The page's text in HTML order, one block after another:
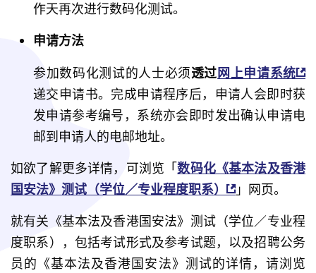
作天再次进行数码化测试。
申请方法
参加数码化测试的人士必须透过网上申请系统
递交申请书。完成申请程序后，申请人会即时获
发申请参考编号，系统亦会即时发出确认申请电
邮到申请人的电邮地址。
如欲了解更多详情，可浏览「数码化《基本法及香港
国安法》测试（学位／专业程度职系）
」网页。
就有关《基本法及香港国安法》测试（学位／专业程
度职系），包括考试形式及参考试题，以及招聘公务
员的《基本法及香港国安法》测试的详情，请浏览